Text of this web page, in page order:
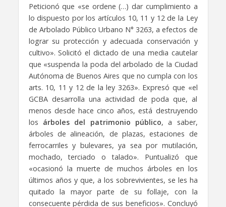
Peticionó que «se ordene (…) dar cumplimiento a
lo dispuesto por los artículos 10, 11 y 12 de la Ley
de Arbolado Público Urbano N° 3263, a efectos de
lograr su protección y adecuada conservación y
cultivo». Solicitó el dictado de una media cautelar
que «suspenda la poda del arbolado de la Ciudad
Autónoma de Buenos Aires que no cumpla con los
arts. 10, 11 y 12 de la ley 3263». Expresó que «el
GCBA desarrolla una actividad de poda que, al
menos desde hace cinco años, está destruyendo
los árboles del patrimonio público, a saber,
árboles de alineación, de plazas, estaciones de
ferrocarriles y bulevares, ya sea por mutilación,
mochado, terciado o talado». Puntualizó que
«ocasionó la muerte de muchos árboles en los
últimos años y que, a los sobrevivientes, se les ha
quitado la mayor parte de su follaje, con la
consecuente pérdida de sus beneficios». Concluyó